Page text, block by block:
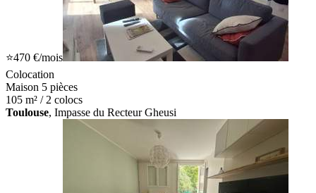
⭐470 €/mois
Colocation
Maison 5 pièces
105 m² / 2 colocs
Toulouse, Impasse du Recteur Gheusi